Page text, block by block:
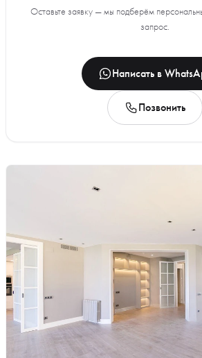
Оставьте заявку — мы подберём
запрос.
Написать в
Позвонить